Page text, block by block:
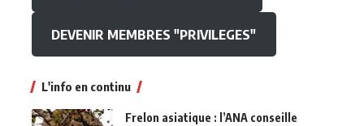
DEVENIR MEMBRES "PRIVILEGES"
L'info en continu
Frelon asiatique : l’ANA conseille